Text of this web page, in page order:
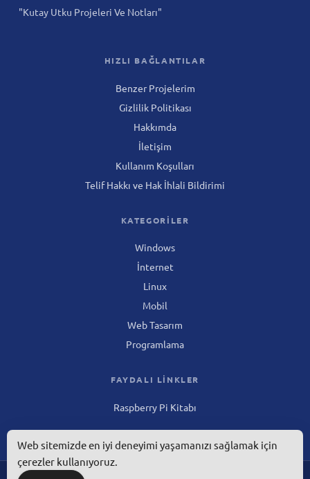
"Kutay Utku Projeleri Ve Notları"
HIZLI BAĞLANTILAR
Benzer Projelerim
Gizlilik Politikası
Hakkımda
İletişim
Kullanım Koşulları
Telif Hakkı ve Hak İhlali Bildirimi
KATEGORILER
Windows
İnternet
Linux
Mobil
Web Tasarım
Programlama
FAYDALI LINKLER
Raspberry Pi Kitabı
Web sitemizde en iyi deneyimi yaşamanızı sağlamak için
çerezler kullanıyoruz.